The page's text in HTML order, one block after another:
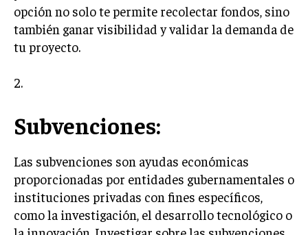
MARKETING B2B
MARKETING B2C
FRANQUICIAS
E-COMMERCE
E-COMMERCE Y COMERCIO ELECTRÓNICO
PRECIOS
GESTIÓN DE CRISIS EMPRESARIALES
EMPRESAS Y STARTUPS TECNOLÓGICAS
opción no solo te permite recolectar fondos, sino
también ganar visibilidad y validar la demanda de
tu proyecto.
2.
Subvenciones:
Las subvenciones son ayudas económicas
proporcionadas por entidades gubernamentales o
instituciones privadas con fines específicos,
como la investigación, el desarrollo tecnológico o